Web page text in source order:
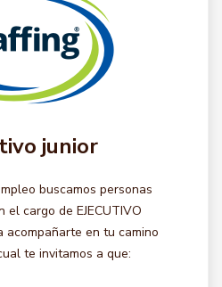
junior
buscamos personas
el cargo de EJECUTIVO
acompañarte en tu camino
te invitamos a que: